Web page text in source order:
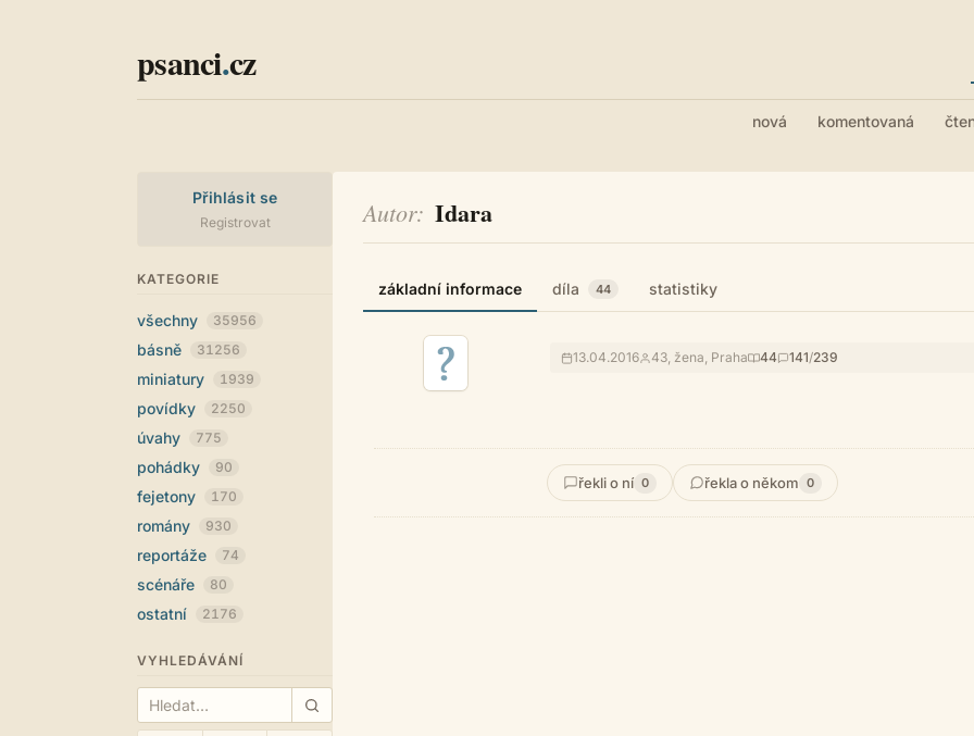
psanci.cz
nová komentovaná
Přihlásit se
Registrovat
KATEGORIE
všechny 35956
básně 31256
miniatury 1939
povídky 2250
úvahy 775
pohádky 90
fejetony 170
romány 930
reportáže 74
scénáře 80
ostatní 2176
VYHLEDÁVÁNÍ
Autor Idara
základní informace díla 44 statistiky
13.04.2016 43, žena, Praha 44 141/239
řekli o ní 0 řekla o někom 0